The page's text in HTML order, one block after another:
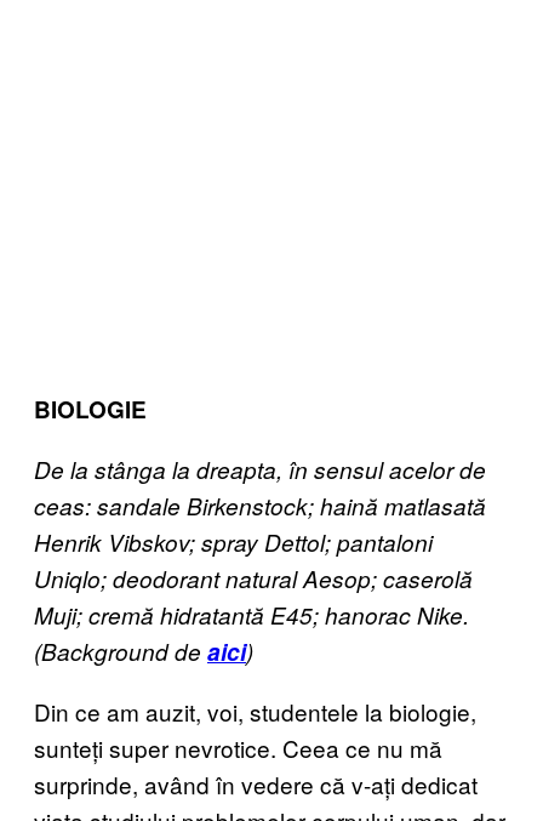
BIOLOGIE
De la stânga la dreapta, în sensul acelor de
ceas: sandale Birkenstock; haină matlasată
Henrik Vibskov; spray Dettol; pantaloni
Uniqlo; deodorant natural Aesop; caserolă
Muji; cremă hidratantă E45; hanorac Nike.
(Background de aici)
Din ce am auzit, voi, studentele la biologie,
sunteți super nevrotice. Ceea ce nu mă
surprinde, având în vedere că v-ați dedicat